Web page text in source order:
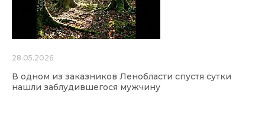
28.05.2026
В одном из заказников Ленобласти спустя сутки
нашли заблудившегося мужчину